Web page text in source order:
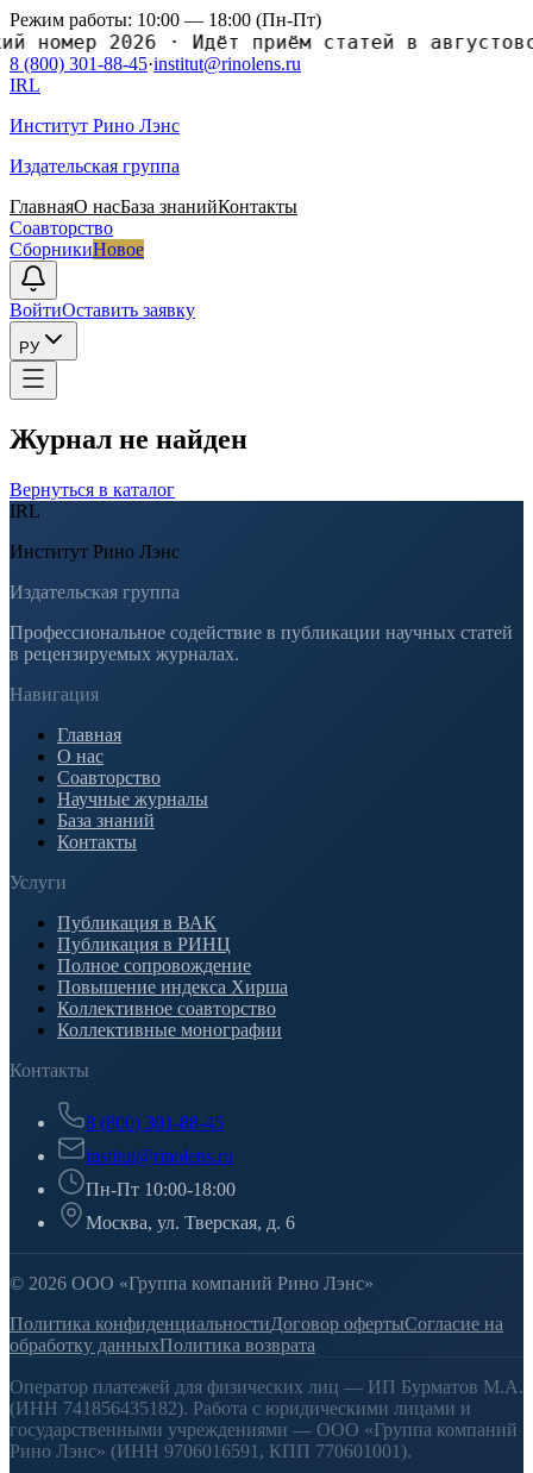
Режим работы: 10:00 — 18:00 (Пн-Пт)
2026· Идёт приём статей в
8 (800) 301-88-45·institut@rinolens.ru
IRL
Институт Рино Лэнс
Издательская группа
ГлавнаяО насБаза знанийКонтакты
Соавторство
СборникиНовое
ВойтиОставить заявку
РУ
Журнал не найден
Вернуться в каталог
IRL
Институт Рино Лэнс
Издательская группа
Профессиональное содействие в публикации научных статей
в рецензируемых журналах.
Навигация
Главная
О нас
Соавторство
Научные журналы
База знаний
Контакты
Услуги
Публикация в ВАК
Публикация в РИНЦ
Полное сопровождение
Повышение индекса Хирша
Коллективное соавторство
Коллективные монографии
Контакты
8 (800) 301-88-45
institut@rinolens.ru
Пн-Пт 10:00-18:00
Москва, ул. Тверская, д. 6
© 2026 ООО «Группа компаний Рино Лэнс»
Политика конфиденциальностиДоговор офертыСогласие на
обработку данныхПолитика возврата
Оператор платежей для физических лиц — ИП Бурматов М.А.
(ИНН 741856435182). Работа с юридическими лицами и
государственными учреждениями — ООО «Группа компаний
Рино Лэнс» (ИНН 9706016591, КПП 770601001).